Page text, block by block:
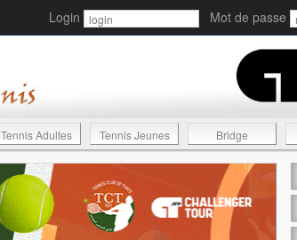
Login Mot de passe
Tennis Adultes Tennis Jeunes Bridge